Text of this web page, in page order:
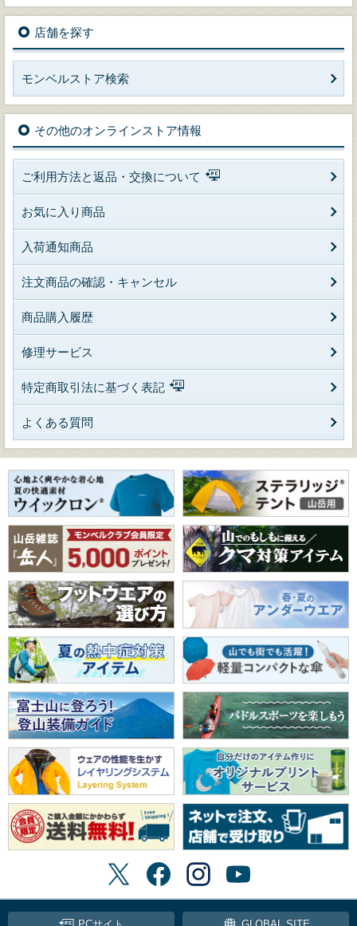
店舗を探す
モンベルストア検索
その他のオンラインストア情報
ご利用方法と返品・交換について
お気に入り商品
入荷通知商品
注文商品の確認・キャンセル
商品購入履歴
修理サービス
特定商取引法に基づく表記
よくある質問